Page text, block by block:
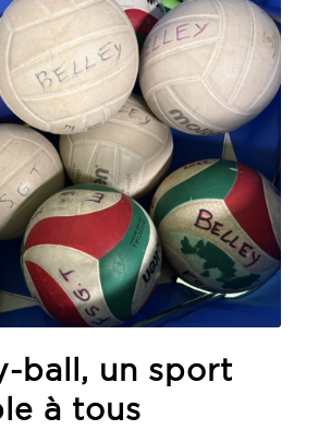
ball, un sport
à tous